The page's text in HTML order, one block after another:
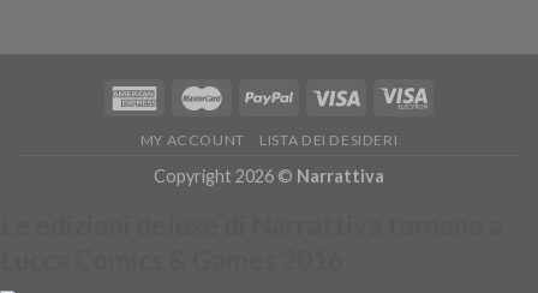
MY ACCOUNT LISTA DEI DESIDERI
Copyright 2026 © Narrattiva